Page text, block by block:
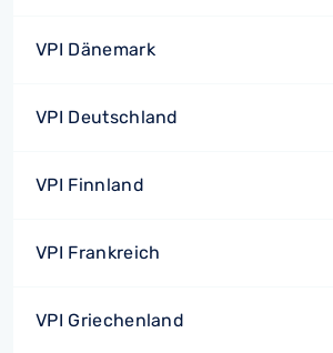
VPI Dänemark
VPI Deutschland
VPI Finnland
VPI Frankreich
VPI Griechenland